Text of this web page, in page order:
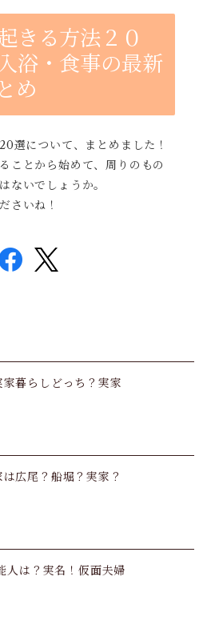
きる方法２０
浴・食事の最新
め
選について、まとめました！
ことから始めて、周りのもの
ないでしょうか。
さいね！
暮らしどっち？実家
広尾？船堀？実家？
人は？実名！仮面夫婦